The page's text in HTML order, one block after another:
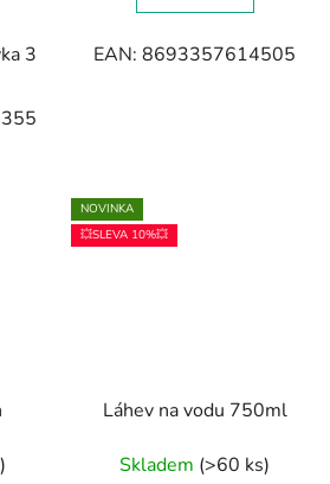
3
EAN: 8693357614505
NOVINKA
💥SLEVA 10%💥
Láhev na vodu 750ml
Skladem (>60 ks)